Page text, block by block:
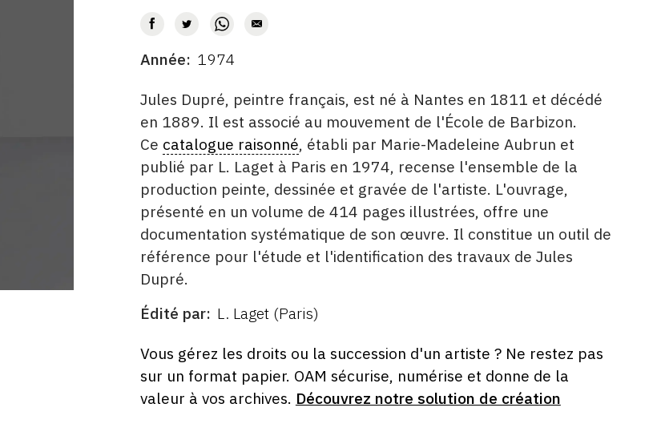
DATE
Année 1974
DESCRITPTION
Jules Dupré, peintre français, est né à Nantes en 1811 et décédé
en 1889. Il est associé au mouvement de l'École de Barbizon.
Ce catalogue raisonné, établi par Marie-Madeleine Aubrun et
publié par L. Laget à Paris en 1974, recense l'ensemble de la
production peinte, dessinée et gravée de l'artiste. L'ouvrage,
présenté en un volume de 414 pages illustrées, offre une
documentation systématique de son œuvre. Il constitue un outil de
référence pour l'étude et l'identification des travaux de Jules
Dupré.
ÉDITÉ
Édité par L. Laget (Paris)
FORMAT
ÉTAT
Vous gérez les droits ou la succession d'un artiste ? Ne restez pas
sur un format papier. OAM sécurise, numérise et donne de la
valeur à vos archives. Découvrez notre solution de création